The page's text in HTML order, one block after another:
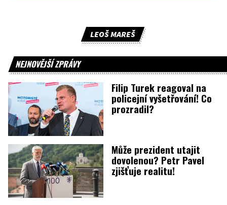
LEOŠ MAREŠ
NEJNOVĚJŠÍ ZPRÁVY
Filip Turek reagoval na
policejní vyšetřování! Co
prozradil?
Může prezident utajit
dovolenou? Petr Pavel
zjišťuje realitu!